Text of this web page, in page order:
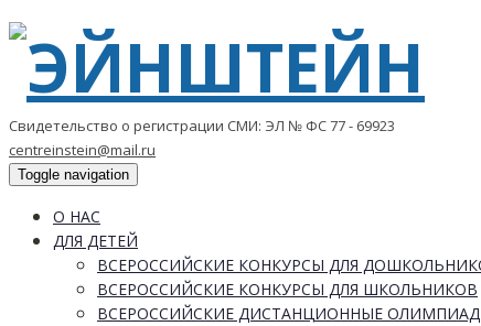
Свидетельство о регистрации СМИ: ЭЛ № ФС 77 - 69923
centreinstein@mail.ru
Toggle navigation
О НАС
ДЛЯ ДЕТЕЙ
ВСЕРОССИЙСКИЕ КОНКУРСЫ ДЛЯ
ВСЕРОССИЙСКИЕ КОНКУРСЫ ДЛЯ ШКОЛЬНИКОВ
ВСЕРОССИЙСКИЕ ДИСТАНЦИОННЫЕ